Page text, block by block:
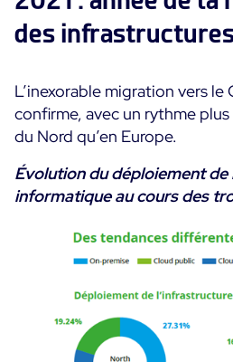
des
L’inexorable migration vers le
confirme, avec un rythme
du Nord qu’en Europe.
Évolution du déploiement de
informatique au cours des